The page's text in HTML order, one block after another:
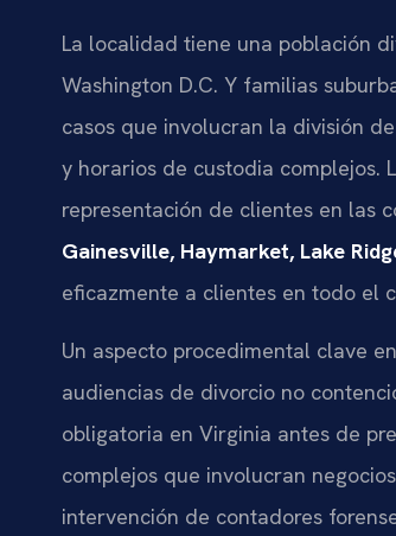
La localidad tiene una población
Washington D.C. Y familias
casos que involucran la división
y horarios de custodia complejos.
representación de clientes en las
Gainesville, Haymarket, Lake
eficazmente a clientes en todo el
Un aspecto procedimental clave
audiencias de divorcio no
obligatoria en Virginia antes de
complejos que involucran
intervención de contadores